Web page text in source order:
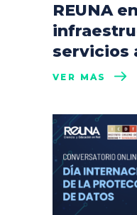
REUNA en
servicios
VER MÁS